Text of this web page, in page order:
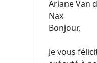
Ariane Van
Nax
Bonjour,
Je vous